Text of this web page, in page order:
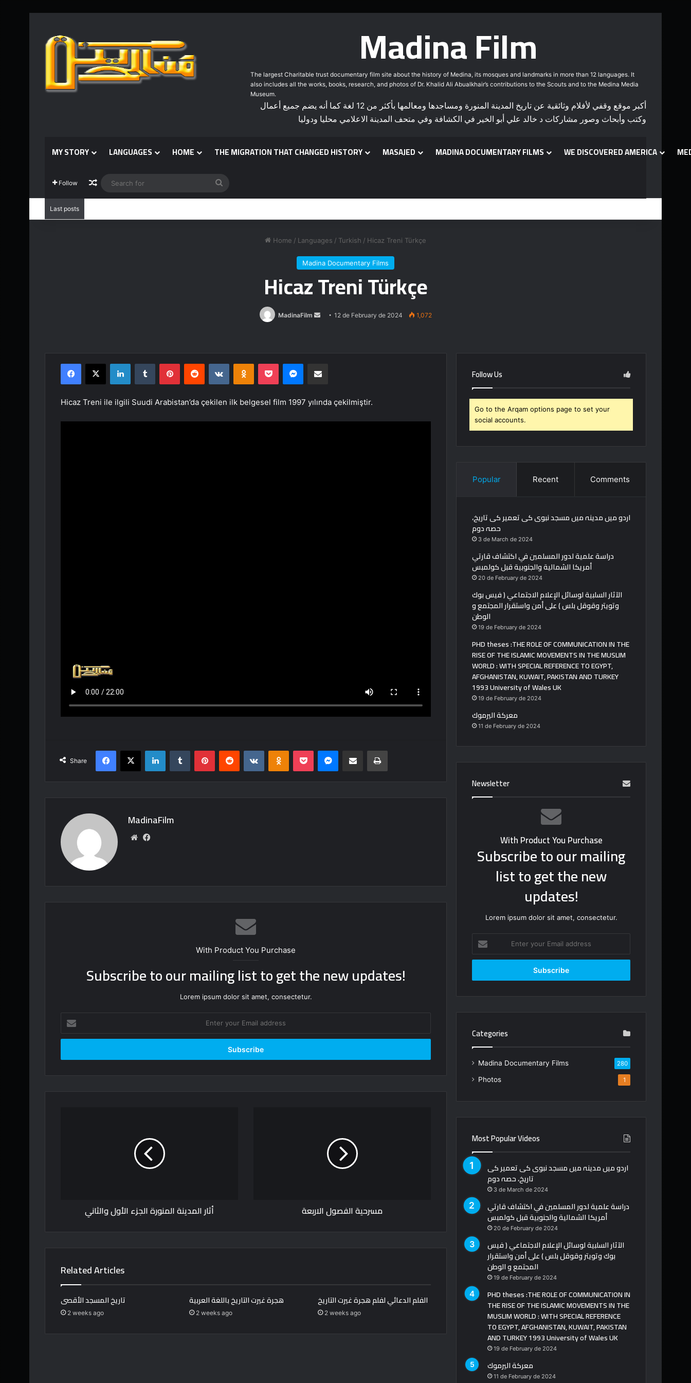
Madina Film
The largest Charitable trust documentary film site about the history of Medina, its mosques and landmarks in more than 12 languages. It
also includes all the works, books, research, and photos of Dr. Khalid Ali Abualkhair’s contributions to the Scouts and to the Medina Media
Museum.
أكبر موقع وقفي لأفلام وثائقية عن تاريخ المدينة المنورة ومساجدها ومعالمها بأكثر من 12 لغة كما أنه يضم جميع أعمال
وكتب وأبحاث وصور مشاركات د خالد علي أبو الخير في الكشافة وفي متحف المدينة الاعلامي محليا ودوليا
MY STORY LANGUAGES HOME THE MIGRATION THAT CHANGED HISTORY MASAJED MADINA DOCUMENTARY FILMS WE DISCOVERED AMERICA
Follow Random Article
for
Last posts
Home / Languages / Turkish / Hicaz Treni Türkçe
Madina Documentary Films
Hicaz Treni Türkçe
MadinaFilm
Send12 de February de 2024 1,072
Facebook
X LinkedInTumblr PinterestReddit VKontakteOdnoklassniki
Pocket Messenger
Hicaz Treni ile ilgili Suudi Arabistan’da çekilen ilk belgesel film 1997 yılında çekilmiştir.
Share
Facebook
X LinkedInTumblr PinterestReddit VKontakteOdnoklassniki
Pocket Messenger
Share via Email Print
MadinaFilm
Website
With Product You Purchase
Subscribe to our mailing list to get the new updates!
Lorem ipsum dolor sit amet, consectetur.
your
Email
أثار المدينة المنورة الجزء الأول والثاني مسرحية الفصول الاربعة
Related Articles
تاريخ المسجد الأقصى
2 weeks ago
هجرة غيرت التاريخ باللغة العربية
2 weeks ago
الفلم الدعائي لفلم هجرة غيرت التاريخ
2 weeks ago
Follow Us
Go to the Arqam options page to set your
social accounts.
Popular Recent Comments
اردو میں مدینہ میں مسجد نبوی کی تعمیر کی تاریخ،
حصہ دوم
3 de March de 2024
دراسة علمية لدور المسلمين في اكتشاف قارتي
أمريكا الشمالية والجنوبية قبل كولمبس
20 de February de 2024
الآثار السلبية لوسائل الإعلام الاجتماعي ( فيس بوك
وتويتر وقوقل بلس ) على أمن واستقرار المجتمع و
الوطن
19 de February de 2024
PHD theses :THE ROLE OF COMMUNICATION IN THE
RISE OF THE ISLAMIC MOVEMENTS IN THE MUSLIM
WORLD : WITH SPECIAL REFERENCE TO EGYPT,
AFGHANISTAN, KUWAIT, PAKISTAN AND TURKEY
1993 University of Wales UK
19 de February de 2024
معركة اليرموك
11 de February de 2024
Newsletter
With Product You Purchase
Subscribe to our mailing
list to get the new
updates!
Lorem ipsum dolor sit amet, consectetur.
your
Email
Categories
Madina Documentary Films 280
Photos 1
Most Popular Videos
اردو میں مدینہ میں مسجد نبوی کی تعمیر کی
تاریخ، حصہ دوم
3 de March de 2024
دراسة علمية لدور المسلمين في اكتشاف قارتي
أمريكا الشمالية والجنوبية قبل كولمبس
20 de February de 2024
الآثار السلبية لوسائل الإعلام الاجتماعي ( فيس
بوك وتويتر وقوقل بلس ) على أمن واستقرار
المجتمع و الوطن
19 de February de 2024
PHD theses :THE ROLE OF COMMUNICATION IN
THE RISE OF THE ISLAMIC MOVEMENTS IN THE
MUSLIM WORLD : WITH SPECIAL REFERENCE
TO EGYPT, AFGHANISTAN, KUWAIT, PAKISTAN
AND TURKEY 1993 University of Wales UK
19 de February de 2024
معركة اليرموك
11 de February de 2024